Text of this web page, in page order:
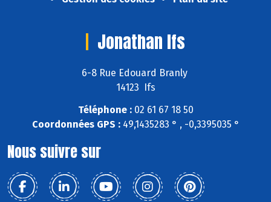
Jonathan Ifs
6-8 Rue Edouard Branly
14123 Ifs
Téléphone :02 61 67 18 50
Coordonnées GPS :49,1435283 ° , -0,3395035 °
Nous suivre sur